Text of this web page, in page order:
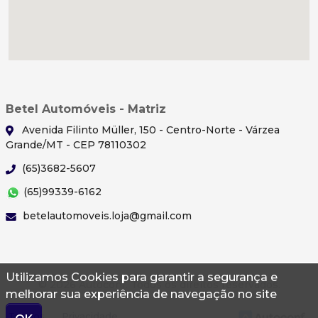
Utilizamos Cookies para garantir a segurança e
melhorar sua experiência de navegação no site
Betel Automóveis - Matriz
Avenida Filinto Müller, 150 - Centro-Norte - Várzea
Grande/MT - CEP 78110302
(65)3682-5607
(65)99339-6162
betelautomoveis.loja@gmail.com
© 2026 Autoconf. Todos os direitos reservados.